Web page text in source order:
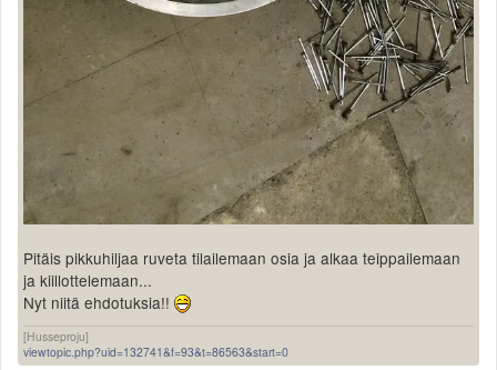
Pitäis pikkuhiljaa ruveta tilailemaan osia ja alkaa teippailemaan
ja kiillottelemaan...
Nyt niitä ehdotuksia!!
[Husseproju]
viewtopic.php?uid=132741&f=93&t=86563&start=0